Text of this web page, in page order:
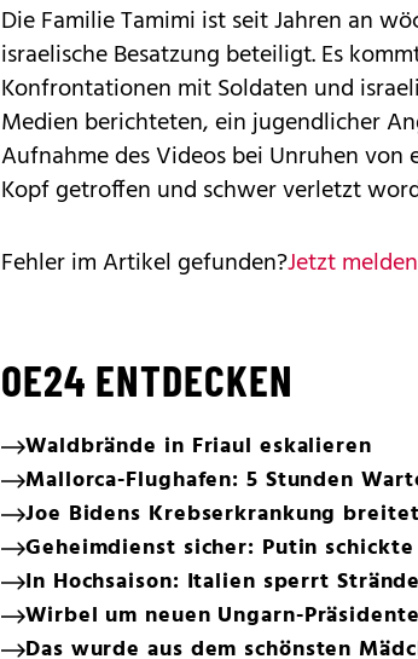
Die Familie Tamimi ist seit Jahren an
israelische Besatzung beteiligt. Es
Konfrontationen mit Soldaten und
Medien berichteten, ein jugendlicher
Aufnahme des Videos bei Unruhen von
Kopf getroffen und schwer verletzt
Fehler im Artikel gefunden?Jetzt melden
OE24 ENTDECKEN
Waldbrände in Friaul eskalieren
Mallorca-Flughafen: 5 Stunden
Joe Bidens Krebserkrankung
Geheimdienst sicher: Putin
In Hochsaison: Italien sperrt Strände
Wirbel um neuen Ungarn-
Das wurde aus dem schönsten